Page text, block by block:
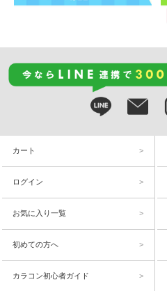
カート
ログイン
お気に入り一覧
初めての方へ
カラコン初心者ガイド